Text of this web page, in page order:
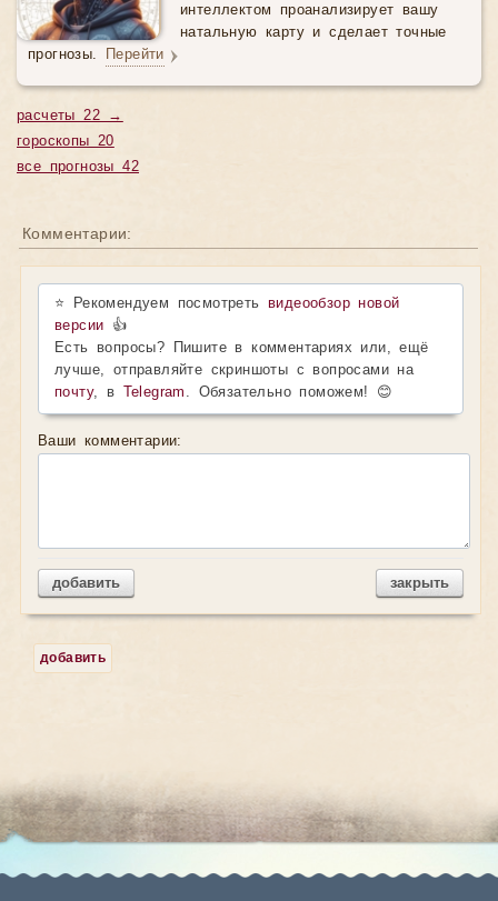
интеллектом проанализирует вашу
натальную карту и сделает точные
прогнозы. Перейти
расчеты 22 →
гороскопы 20
все прогнозы 42
Комментарии:
⭐ Рекомендуем посмотретьвидеообзор новой
версии 👍
Есть вопросы? Пишите в комментариях или, ещё
лучше, отправляйте скриншоты с вопросами на
почту, в Telegram . Обязательно поможем! 😊
Ваши комментарии:
добавить закрыть
добавить